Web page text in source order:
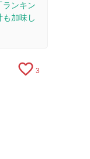
ランキン
加味し
favorite_border 3